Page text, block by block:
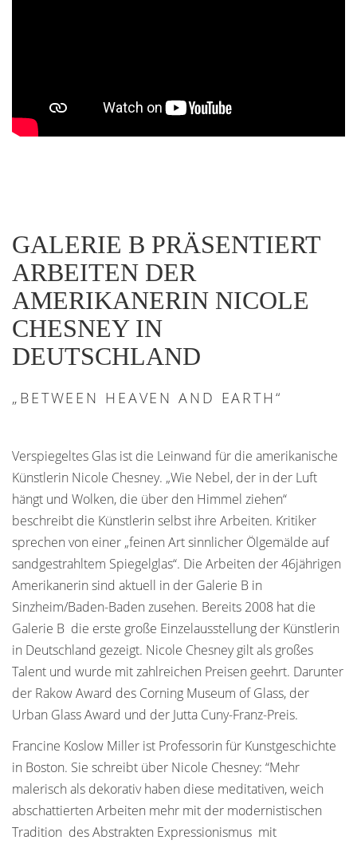
GALERIE B PRÄSENTIERT
ARBEITEN DER
AMERIKANERIN NICOLE
CHESNEY IN
DEUTSCHLAND
„BETWEEN HEAVEN AND EARTH“
Verspiegeltes Glas ist die Leinwand für die amerikanische
Künstlerin Nicole Chesney. „Wie Nebel, der in der Luft
hängt und Wolken, die über den Himmel ziehen“
beschreibt die Künstlerin selbst ihre Arbeiten. Kritiker
sprechen von einer „feinen Art sinnlicher Ölgemälde auf
sandgestrahltem Spiegelglas“. Die Arbeiten der 46jährigen
Amerikanerin sind aktuell in der Galerie B in
Sinzheim/Baden-Baden zusehen. Bereits 2008 hat die
Galerie B die erste große Einzelausstellung der Künstlerin
in Deutschland gezeigt. Nicole Chesney gilt als großes
Talent und wurde mit zahlreichen Preisen geehrt. Darunter
der Rakow Award des Corning Museum of Glass, der
Urban Glass Award und der Jutta Cuny-Franz-Preis.
Francine Koslow Miller ist Professorin für Kunstgeschichte
in Boston. Sie schreibt über Nicole Chesney: “Mehr
malerisch als dekorativ haben diese meditativen, weich
abschattierten Arbeiten mehr mit der modernistischen
Tradition des Abstrakten Expressionismus mit